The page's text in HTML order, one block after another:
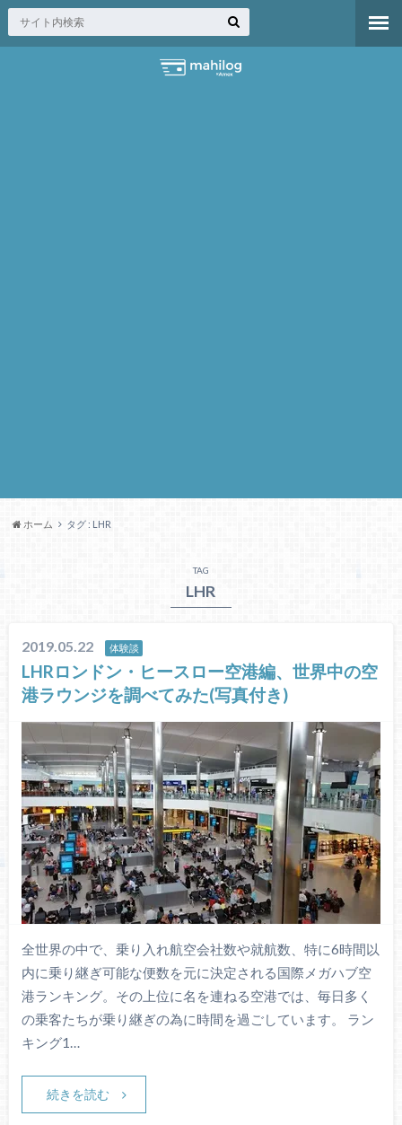
ホーム タグ : LHR
TAG
LHR
2019.05.22 体験談
LHRロンドン・ヒースロー空港編、世界中の空
港ラウンジを調べてみた(写真付き)
全世界の中で、乗り入れ航空会社数や就航数、特に6時間以
内に乗り継ぎ可能な便数を元に決定される国際メガハブ空
港ランキング。その上位に名を連ねる空港では、毎日多く
の乗客たちが乗り継ぎの為に時間を過ごしています。 ラン
キング1…
続きを読む